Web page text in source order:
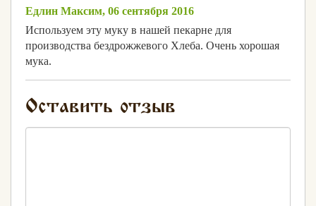
Едлин Максим, 06 сентября 2016
Используем эту муку в нашей пекарне для
производства бездрожжевого Хлеба. Очень хорошая
мука.
Оставить отзыв